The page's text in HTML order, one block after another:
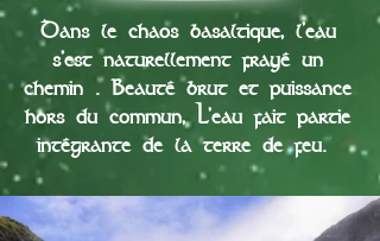
Dans le chaos basaltique, l’eau
s’est naturellement frayé un
chemin . Beauté brut et puissance
hors du commun, L’eau fait partie
intégrante de la terre de feu.